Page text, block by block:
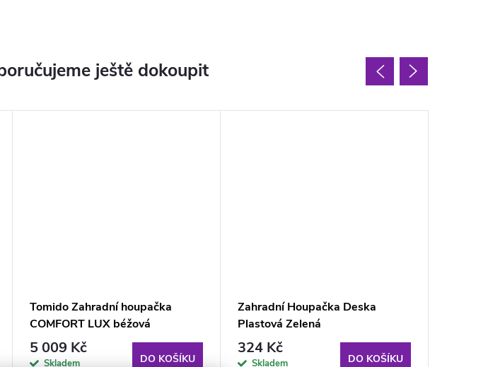
ještě dokoupit
Tomido Zahradní houpačka
COMFORT LUX béžová
5 009 Kč
Skladem DO KOŠÍKU
Zahradní Houpačka Deska
Plastová Zelená
324 Kč
Skladem DO KOŠÍKU